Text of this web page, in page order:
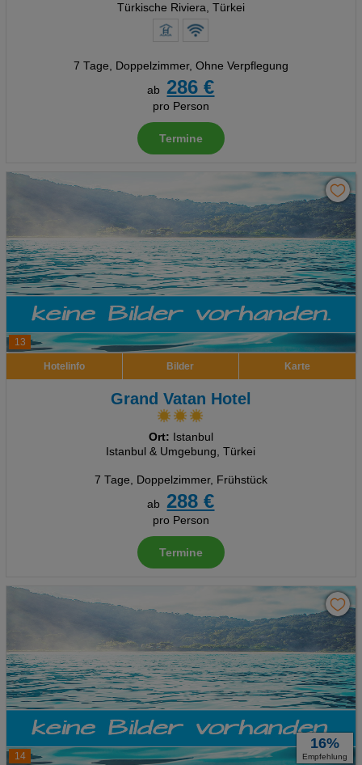
Türkische Riviera, Türkei
7 Tage, Doppelzimmer, Ohne Verpflegung
ab
286 €
pro Person
Termine
13
Hotelinfo Bilder Karte
Grand Vatan Hotel
Ort: Istanbul
Istanbul & Umgebung, Türkei
7 Tage, Doppelzimmer, Frühstück
ab
288 €
pro Person
Termine
14
16%
Empfehlung